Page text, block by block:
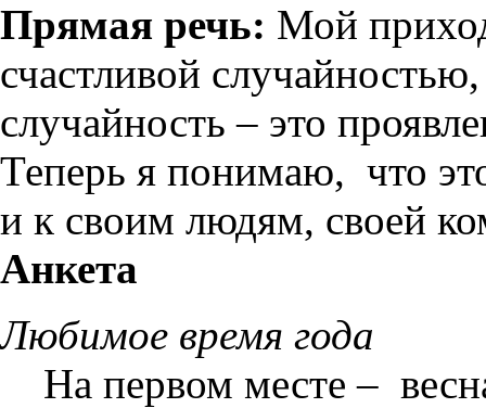
Прямая речь: Мой
счастливой
случайность – это
Теперь я понимаю, что
и к своим людям, своей
Анкета
Любимое время года
На первом месте –